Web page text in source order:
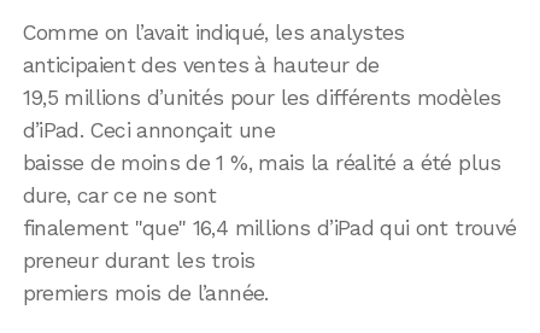
Comme on l’avait indiqué, les analystes
anticipaient des ventes à hauteur de
19,5 millions d’unités pour les différents modèles
d’iPad. Ceci annonçait une
baisse de moins de 1 %, mais la réalité a été plus
dure, car ce ne sont
finalement "que" 16,4 millions d’iPad qui ont trouvé
preneur durant les trois
premiers mois de l’année.